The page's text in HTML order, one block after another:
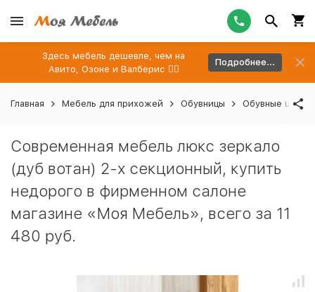
Здесь мебель дешевле, чем на
Авито, Озоне и Валберис 👉🏻
Подробнее...
Главная Мебель для прихожей Обувницы Обувные
Современная мебель люкс зеркало
(дуб вотан) 2-х секционный, купить
недорого в фирменном салоне
магазине «Моя Мебель», всего за 11
480 руб.